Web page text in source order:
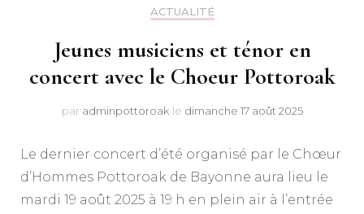
ACTUALITÉ
Jeunes musiciens et ténor en
concert avec le Choeur Pottoroak
par adminpottoroak le dimanche 17 août 2025
Le dernier concert d’été organisé par le Chœur
d’Hommes Pottoroak de Bayonne aura lieu le
mardi 19 août 2025 à 19 h en plein air à l’entrée